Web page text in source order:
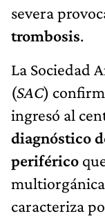
severa
trombosis.
La Sociedad
(SAC)
ingresó al
diagnóstico
periférico
caracteriza